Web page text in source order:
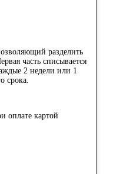
разделить
часть списывается
2 недели или 1
срока.
оплате картой